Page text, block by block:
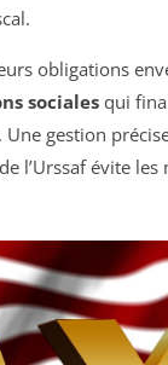
obligations
sociales qui
gestion
l’Urssaf évite